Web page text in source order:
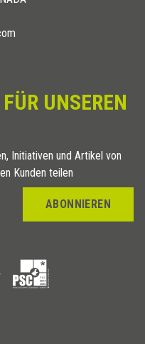
UNSEREN
Initiativen und Artikel von
Kunden teilen
ABONNIEREN